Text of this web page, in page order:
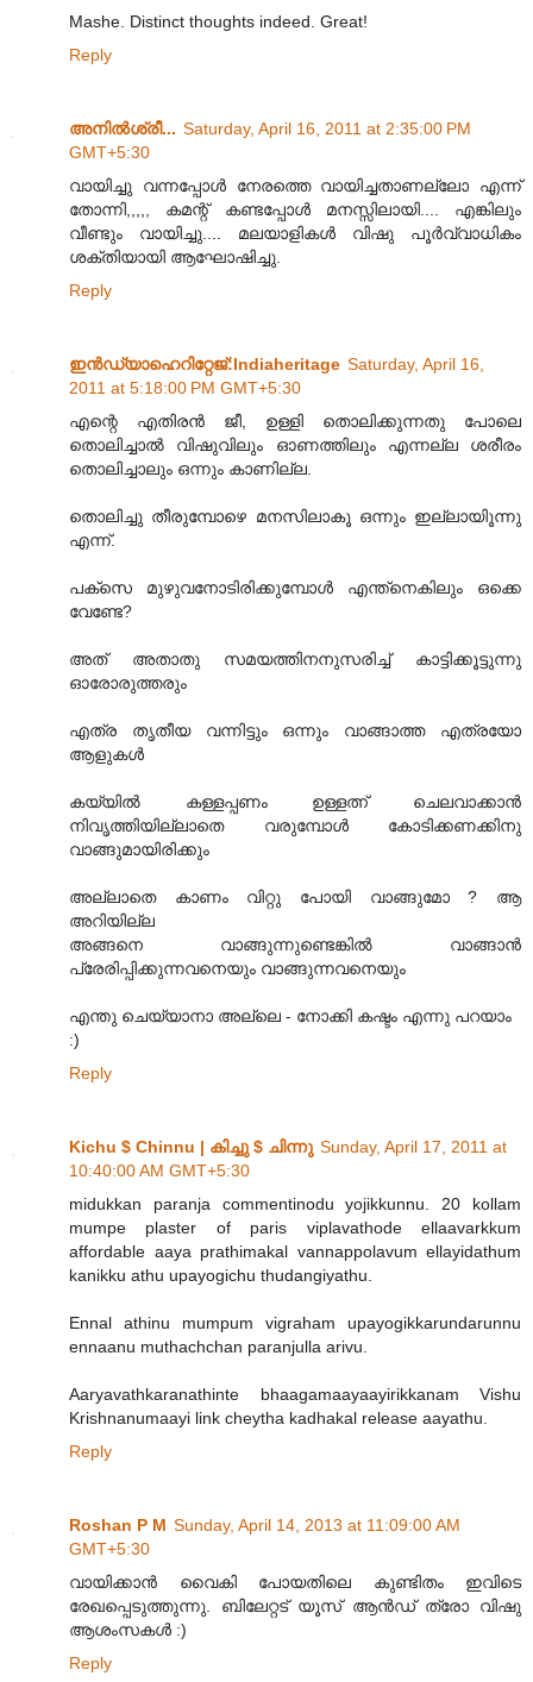
Mashe. Distinct thoughts indeed. Great!
Reply
അനില്‍ശ്രീ... Saturday, April 16, 2011 at 2:35:00 PM
GMT+5:30
വായിച്ചു വന്നപ്പോള്‍ നേരത്തെ വായിച്ചതാണല്ലോ എന്ന്
തോന്നി,,,,, കമന്റ് കണ്ടപ്പോള്‍ മനസ്സിലായി.... എങ്കിലും
വീണ്ടും വായിച്ചു.... മലയാളികള്‍ വിഷു പൂര്‍‌വ്വാധികം
ശക്തിയായി ആഘോഷിച്ചു.
Reply
ഇന്‍ഡ്യാഹെറിറ്റേജ്‌:Indiaheritage Saturday, April 16,
2011 at 5:18:00 PM GMT+5:30
എന്റെ എതിരന്‍ ജീ, ഉള്ളി തൊലിക്കുന്നതു പോലെ
തൊലിച്ചാല്‍ വിഷുവിലും ഓണത്തിലും എന്നല്ല ശരീരം
തൊലിച്ചാലും ഒന്നും കാണില്ല.
തൊലിച്ചു തീരുമ്പോഴെ മനസിലാകൂ ഒന്നും ഇല്ലായിൂന്നു
എന്ന്.
പക്സെ മുഴുവനോടിരിക്കുമ്പോള്‍ എന്ത്നെകിലും ഒക്കെ
വേണ്ടേ?
അത്‌ അതാതു സമയത്തിനനുസരിച്ച്‌ കാട്ടിക്കൂട്ടുന്നു
ഓരോരുത്തരും
എത്ര തൃതീയ വന്നിട്ടും ഒന്നും വാങ്ങാത്ത എത്രയോ
ആളുകള്‍
കയ്യില്‍ കള്ളപ്പണം ഉള്ളത്ന്‍ ചെലവാക്കാന്‍
നിവൃത്തിയില്ലാതെ വരുമ്പോള്‍ കോടിക്കണക്കിനു
വാങ്ങുമായിരിക്കും
അല്ലാതെ കാണം വിറ്റു പോയി വാങ്ങുമോ ? ആ
അറിയില്ല
അങ്ങനെ വാങ്ങുന്നുണ്ടെങ്കില്‍ വാങ്ങാന്‍
പ്രേരിപ്പിക്കുന്നവനെയും വാങ്ങുന്നവനെയും
എന്തു ചെയ്യാനാ അല്ലെ - നോക്കി കഷ്ടം എന്നു പറയാം
:)
Reply
Kichu $ Chinnu | കിച്ചു $ ചിന്നു Sunday, April 17, 2011 at
10:40:00 AM GMT+5:30
midukkan paranja commentinodu yojikkunnu. 20 kollam
mumpe plaster of paris viplavathode ellaavarkkum
affordable aaya prathimakal vannappolavum ellayidathum
kanikku athu upayogichu thudangiyathu.
Ennal athinu mumpum vigraham upayogikkarundarunnu
ennaanu muthachchan paranjulla arivu.
Aaryavathkaranathinte bhaagamaayaayirikkanam Vishu
Krishnanumaayi link cheytha kadhakal release aayathu.
Reply
Roshan P M Sunday, April 14, 2013 at 11:09:00 AM
GMT+5:30
വായിക്കാൻ വൈകി പോയതിലെ കുണ്ടിതം ഇവിടെ
രേഖപ്പെടുത്തുന്നു. ബിലേറ്റട് യൂസ് ആൻഡ്‌ ത്രോ വിഷു
ആശംസകൾ :)
Reply